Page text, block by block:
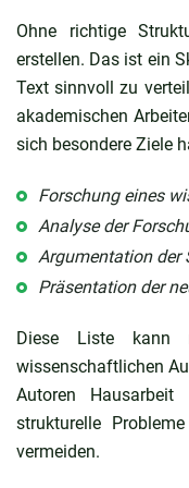
Ohne richtige
erstellen. Das ist ein
Text sinnvoll zu
akademischen
sich besondere Ziele
Forschung eines
Analyse der
Argumentation der
Präsentation der
Diese Liste
wissenschaftlichen
Autoren
strukturelle
vermeiden.